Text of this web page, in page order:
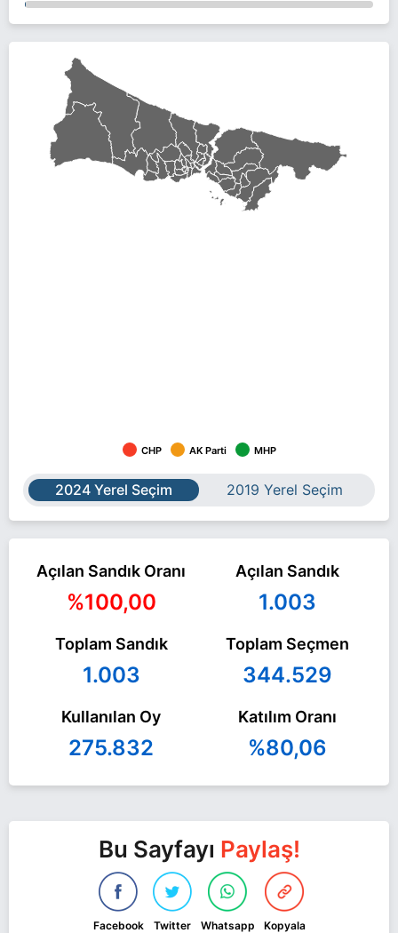
CHP AK Parti MHP
2024 Yerel Seçim 2019 Yerel Seçim
Açılan Sandık Oranı
%100,00
Açılan Sandık
1.003
Toplam Sandık
1.003
Toplam Seçmen
344.529
Kullanılan Oy
275.832
Katılım Oranı
%80,06
Bu Sayfayı Paylaş!
Facebook Twitter Whatsapp Kopyala